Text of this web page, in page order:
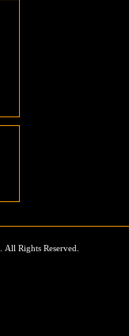
. All Rights Reserved.